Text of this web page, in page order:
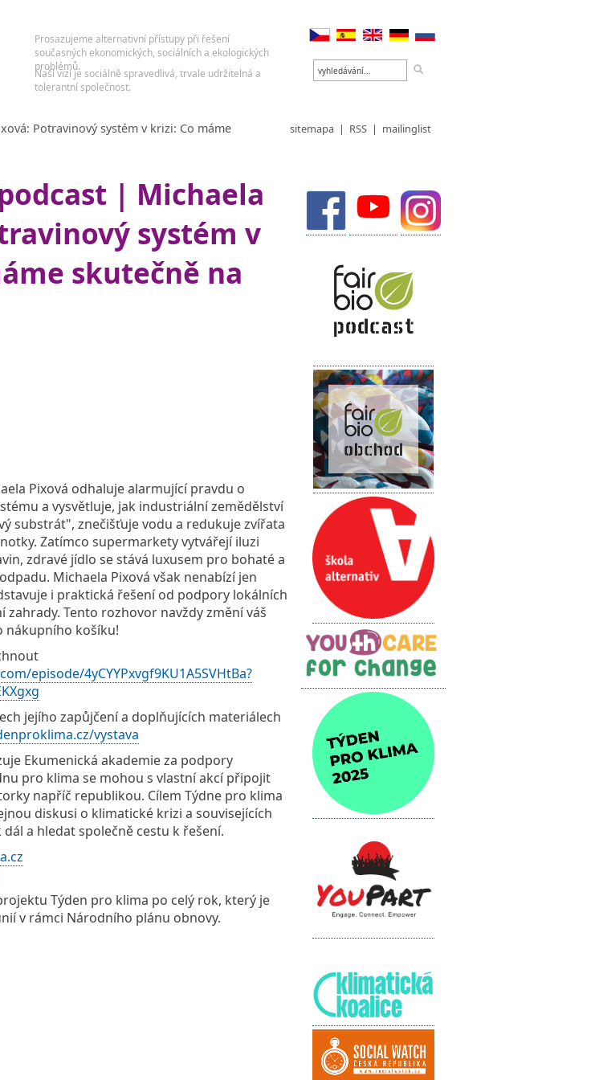
sitemapa | RSS | mailinglist
Potravinový systém v krizi: Co máme
| Michaela
systém v
skutečně na
Pixová odhaluje alarmující pravdu o
a vysvětluje, jak industriální zemědělství
substrát", znečišťuje vodu a redukuje zvířata
Zatímco supermarkety vytvářejí iluzi
zdravé jídlo se stává luxusem pro bohaté a
Michaela Pixová však nenabízí jen
i praktická řešení od podpory lokálních
Tento rozhovor navždy změní váš
nákupního košíku!
episode/4yCYYPxvgf9KU1A5SVHtBa?
jejího zapůjčení a doplňujících materiálech
vystava
Ekumenická akademie za podpory
pro klima se mohou s vlastní akcí připojit
napříč republikou. Cílem Týdne pro klima
diskusi o klimatické krizi a souvisejících
a hledat společně cestu k řešení.
Týden pro klima po celý rok, který je
v rámci Národního plánu obnovy.